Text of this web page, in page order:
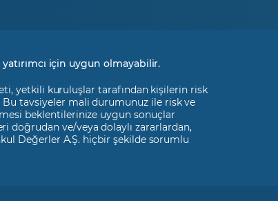
için uygun olmayabilir.
yetkili kuruluşlar tarafından kişilerin risk
tavsiyeler mali durumunuz ile risk ve
beklentilerinize uygun sonuçlar
doğrudan ve/veya dolaylı zararlardan,
Değerler A.Ş. hiçbir şekilde sorumlu